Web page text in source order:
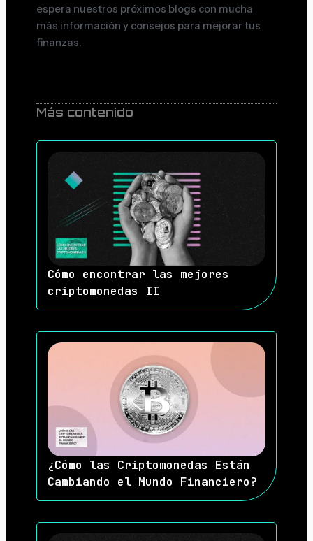
espera nuestros próximos blogs con mucha
más información y consejos para mejorar tus
finanzas.
Más contenido
Cómo encontrar las mejores
criptomonedas II
¿Cómo las Criptomonedas Están
Cambiando el Mundo Financiero?